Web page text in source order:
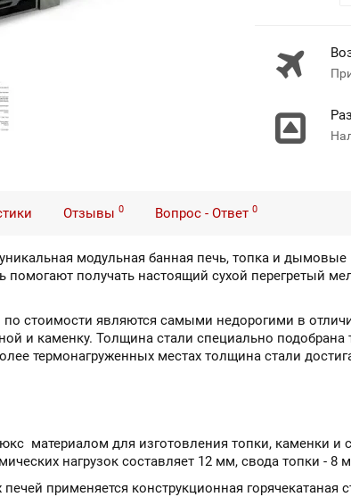
Отзывы 0 Вопрос - Ответ 0
модульная банная печь, топка и
помогают получать настоящий сухой перегретый
по стоимости являются самыми недорогими в
и каменку. Толщина стали специально
термонагруженных местах толщина стали
материалом для изготовления топки, каменки и
нагрузок составляет 12 мм, свода топки -
применяется конструкционная